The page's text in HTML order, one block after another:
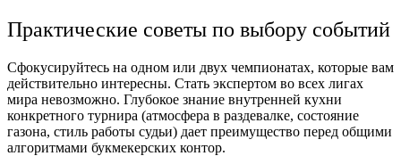
Практические советы по выбору событий
Сфокусируйтесь на одном или двух чемпионатах, которые вам
действительно интересны. Стать экспертом во всех лигах
мира невозможно. Глубокое знание внутренней кухни
конкретного турнира (атмосфера в раздевалке, состояние
газона, стиль работы судьи) дает преимущество перед общими
алгоритмами букмекерских контор.